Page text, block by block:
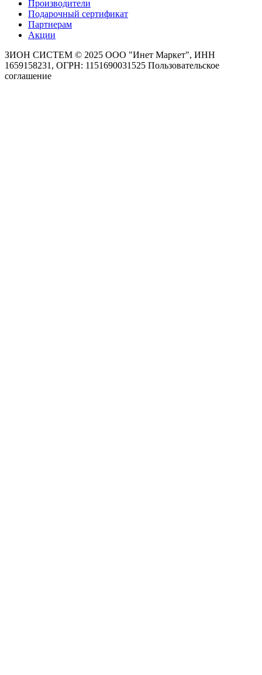
Производители
Подарочный сертификат
Партнерам
Акции
ЗИОН СИСТЕМ © 2025 ООО "Инет Маркет", ИНН
1659158231, ОГРН: 1151690031525 Пользовательское
соглашение